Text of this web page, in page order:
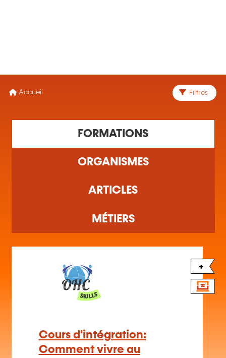
Accueil Filtres
FORMATIONS
ORGANISMES
ARTICLES
MÉTIERS
+
Cours d'intégration:
Comment vivre au